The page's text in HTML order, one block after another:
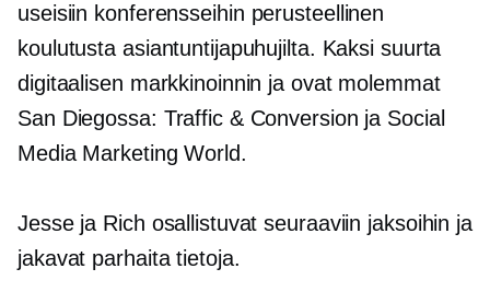
useisiin konferensseihin perusteellinen
koulutusta asiantuntijapuhujilta. Kaksi suurta
digitaalisen markkinoinnin ja ovat molemmat
San Diegossa: Traffic & Conversion ja Social
Media Marketing World.
Jesse ja Rich osallistuvat seuraaviin jaksoihin ja
jakavat parhaita tietoja.